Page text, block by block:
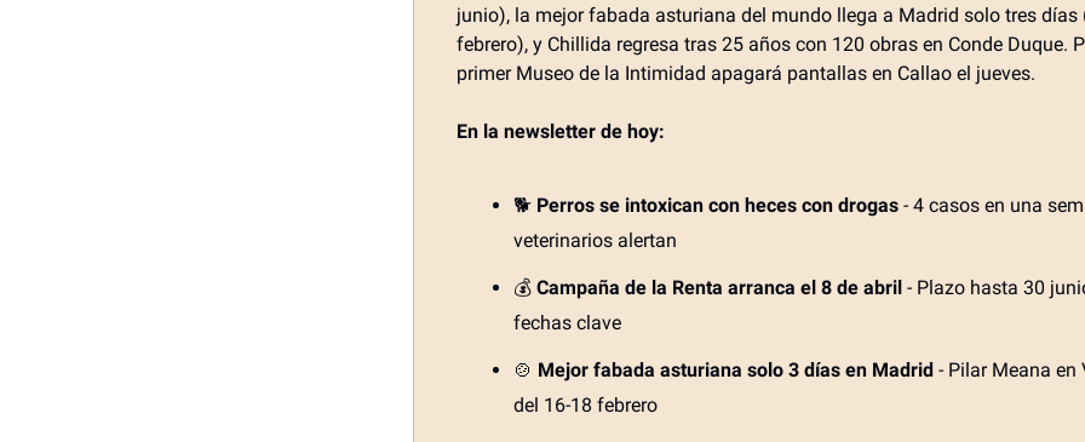
junio), la mejor fabada asturiana del mundo llega a Madrid solo tres días
febrero), y Chillida regresa tras 25 años con 120 obras en Conde Duque.
primer Museo de la Intimidad apagará pantallas en Callao el jueves.
En la newsletter de hoy:
🐕 Perros se intoxican con heces con drogas - 4 casos en una
veterinarios alertan
💰 Campaña de la Renta arranca el 8 de abril - Plazo hasta 30
fechas clave
🍲 Mejor fabada asturiana solo 3 días en Madrid - Pilar Meana en
del 16-18 febrero